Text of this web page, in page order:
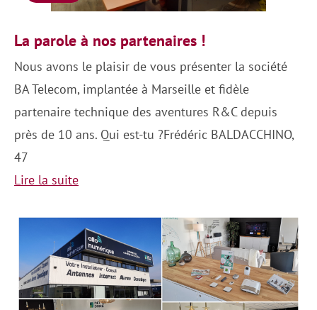
La parole à nos partenaires !
Nous avons le plaisir de vous présenter la société
BA Telecom, implantée à Marseille et fidèle
partenaire technique des aventures R&C depuis
près de 10 ans. Qui est-tu ?Frédéric BALDACCHINO,
47
Lire la suite